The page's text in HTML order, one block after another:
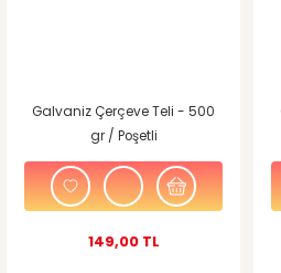
Galvaniz Çerçeve Teli - 500
gr / Poşetli
149,00 TL